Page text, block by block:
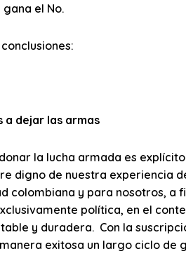
el No.
a dejar las armas
la lucha armada es
digno de nuestra experiencia
colombiana y para nosotros, a
política, en el
y duradera. Con la
exitosa un largo ciclo de